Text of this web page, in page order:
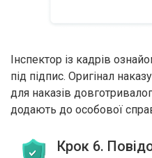
Інспектор із кадрів
під підпис. Оригінал
для наказів
додають до особової
Крок 6.